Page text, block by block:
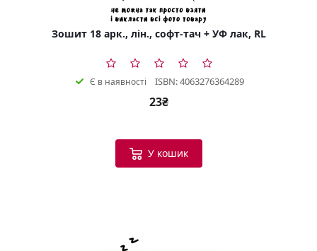
Зошит 18 арк., лін., софт-тач + УФ лак, RL
Є в наявності ISBN: 4063276364289
23₴
У кошик